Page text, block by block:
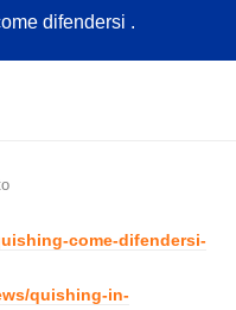
difendersi .
come-difendersi-
quishing-in-